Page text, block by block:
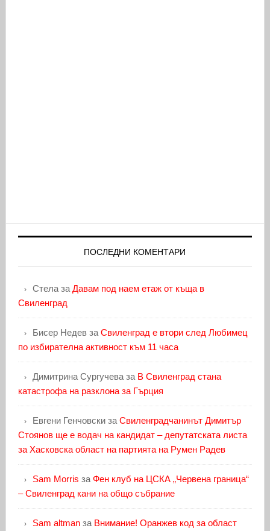
ПОСЛЕДНИ КОМЕНТАРИ
Стелаза Давам под наем етаж от къща в
Свиленград
Бисер Недевза Свиленград е втори след Любимец
по избирателна активност към 11 часа
Димитрина Сургучеваза В Свиленград стана
катастрофа на разклона за Гърция
Евгени Генчовскиза Свиленградчанинът Димитър
Стоянов ще е водач на кандидат – депутатската листа
за Хасковска област на партията на Румен Радев
Sam Morris за Фен клуб на ЦСКА „Червена граница“
– Свиленград кани на общо събрание
Sam altmanза Внимание! Оранжев код за област